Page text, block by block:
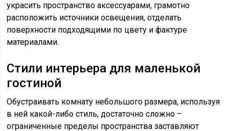
украсить пространство аксессуарами, грамотно
расположить источники освещения, отделать
поверхности подходящими по цвету и фактуре
материалами.
Стили интерьера для маленькой
гостиной
Обустраивать комнату небольшого размера, используя
в ней какой-либо стиль, достаточно сложно –
ограниченные пределы пространства заставляют